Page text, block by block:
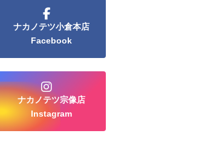
ナカノテツ小倉本店
Facebook
ナカノテツ宗像店
Instagram